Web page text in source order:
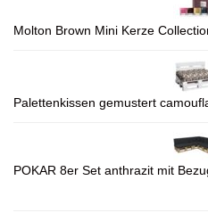
Molton Brown Mini Kerze
Palettenkissen gemustert
POKAR 8er Set anthrazit mit